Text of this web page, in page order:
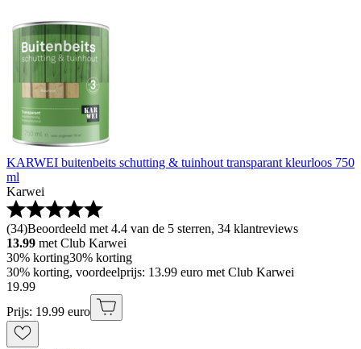
KARWEI buitenbeits schutting & tuinhout transparant kleurloos 750
ml
Karwei
(34)Beoordeeld met 4.4 van de 5 sterren, 34 klantreviews
13.99 met Club Karwei
30% korting30% korting
30% korting, voordeelprijs: 13.99 euro met Club Karwei
19.99
Prijs: 19.99 euro